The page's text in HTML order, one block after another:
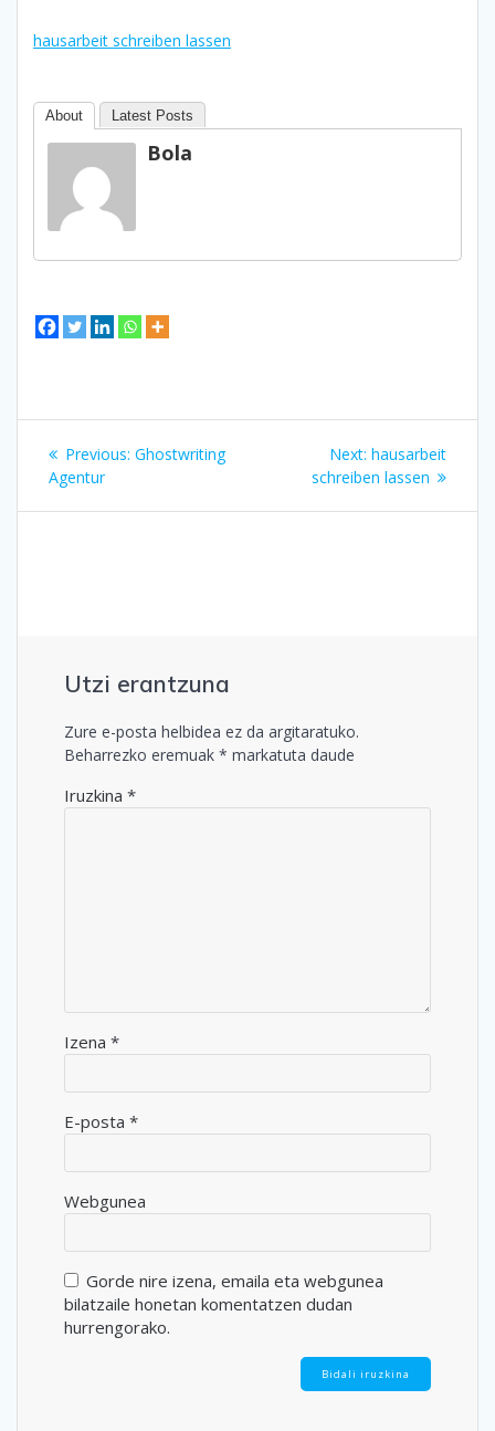
hausarbeit schreiben lassen
About Latest Posts
Bola
Bidalketetan
zehar
Previous: Previous
Ghostwriting
Agentur
Next: Next
post:
hausarbeit
schreiben lassen
Utzi erantzuna
Zure e-posta helbidea ez da argitaratuko.
Beharrezko eremuak * markatuta daude
Iruzkina *
Izena *
E-posta *
Webgunea
Gorde nire izena, emaila eta webgunea
bilatzaile honetan komentatzen dudan
hurrengorako.